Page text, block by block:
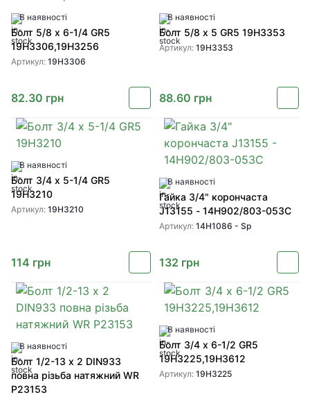
В наявності
Болт 5/8 x 6-1/4 GR5
19H3306,19H3256
Артикул: 19H3306
82.30 грн
В наявності
Болт 5/8 x 5 GR5 19H3353
Артикул: 19H3353
88.60 грн
В наявності
Болт 3/4 x 5-1/4 GR5
19H3210
Артикул: 19H3210
114 грн
В наявності
Гайка 3/4" корончаста
J13155 - 14H902/803-053C
Артикул: 14H1086 - Sp
132 грн
В наявності
Болт 1/2-13 x 2 DIN933
повна різьба натяжний WR
P23153
В наявності
Болт 3/4 x 6-1/2 GR5
19H3225,19H3612
Артикул: 19H3225